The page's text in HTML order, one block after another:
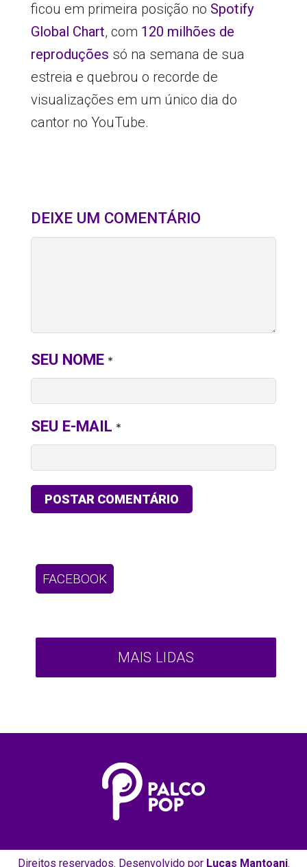
ficou em primeira posição no Spotify
Global Chart, com 120 milhões de
reproduções só na semana de sua
estreia e quebrou o recorde de
visualizações em um único dia do
cantor no YouTube.
DEIXE UM COMENTÁRIO
SEU NOME *
SEU E-MAIL *
FACEBOOK
MAIS LIDAS
Direitos reservados. Desenvolvido por Lucas Mantoani.